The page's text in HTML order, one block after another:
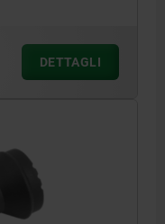
DETTAGLI